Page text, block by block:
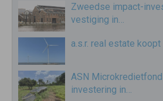
Zweedse impact-
vestiging in…
a.s.r. real estate
ASN
investering in…